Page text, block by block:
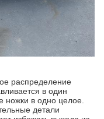
распределение
в один
ножки в одно целое.
детали